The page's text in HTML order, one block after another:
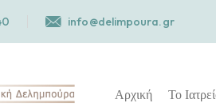
info@delimpoura.gr
Αρχική Το